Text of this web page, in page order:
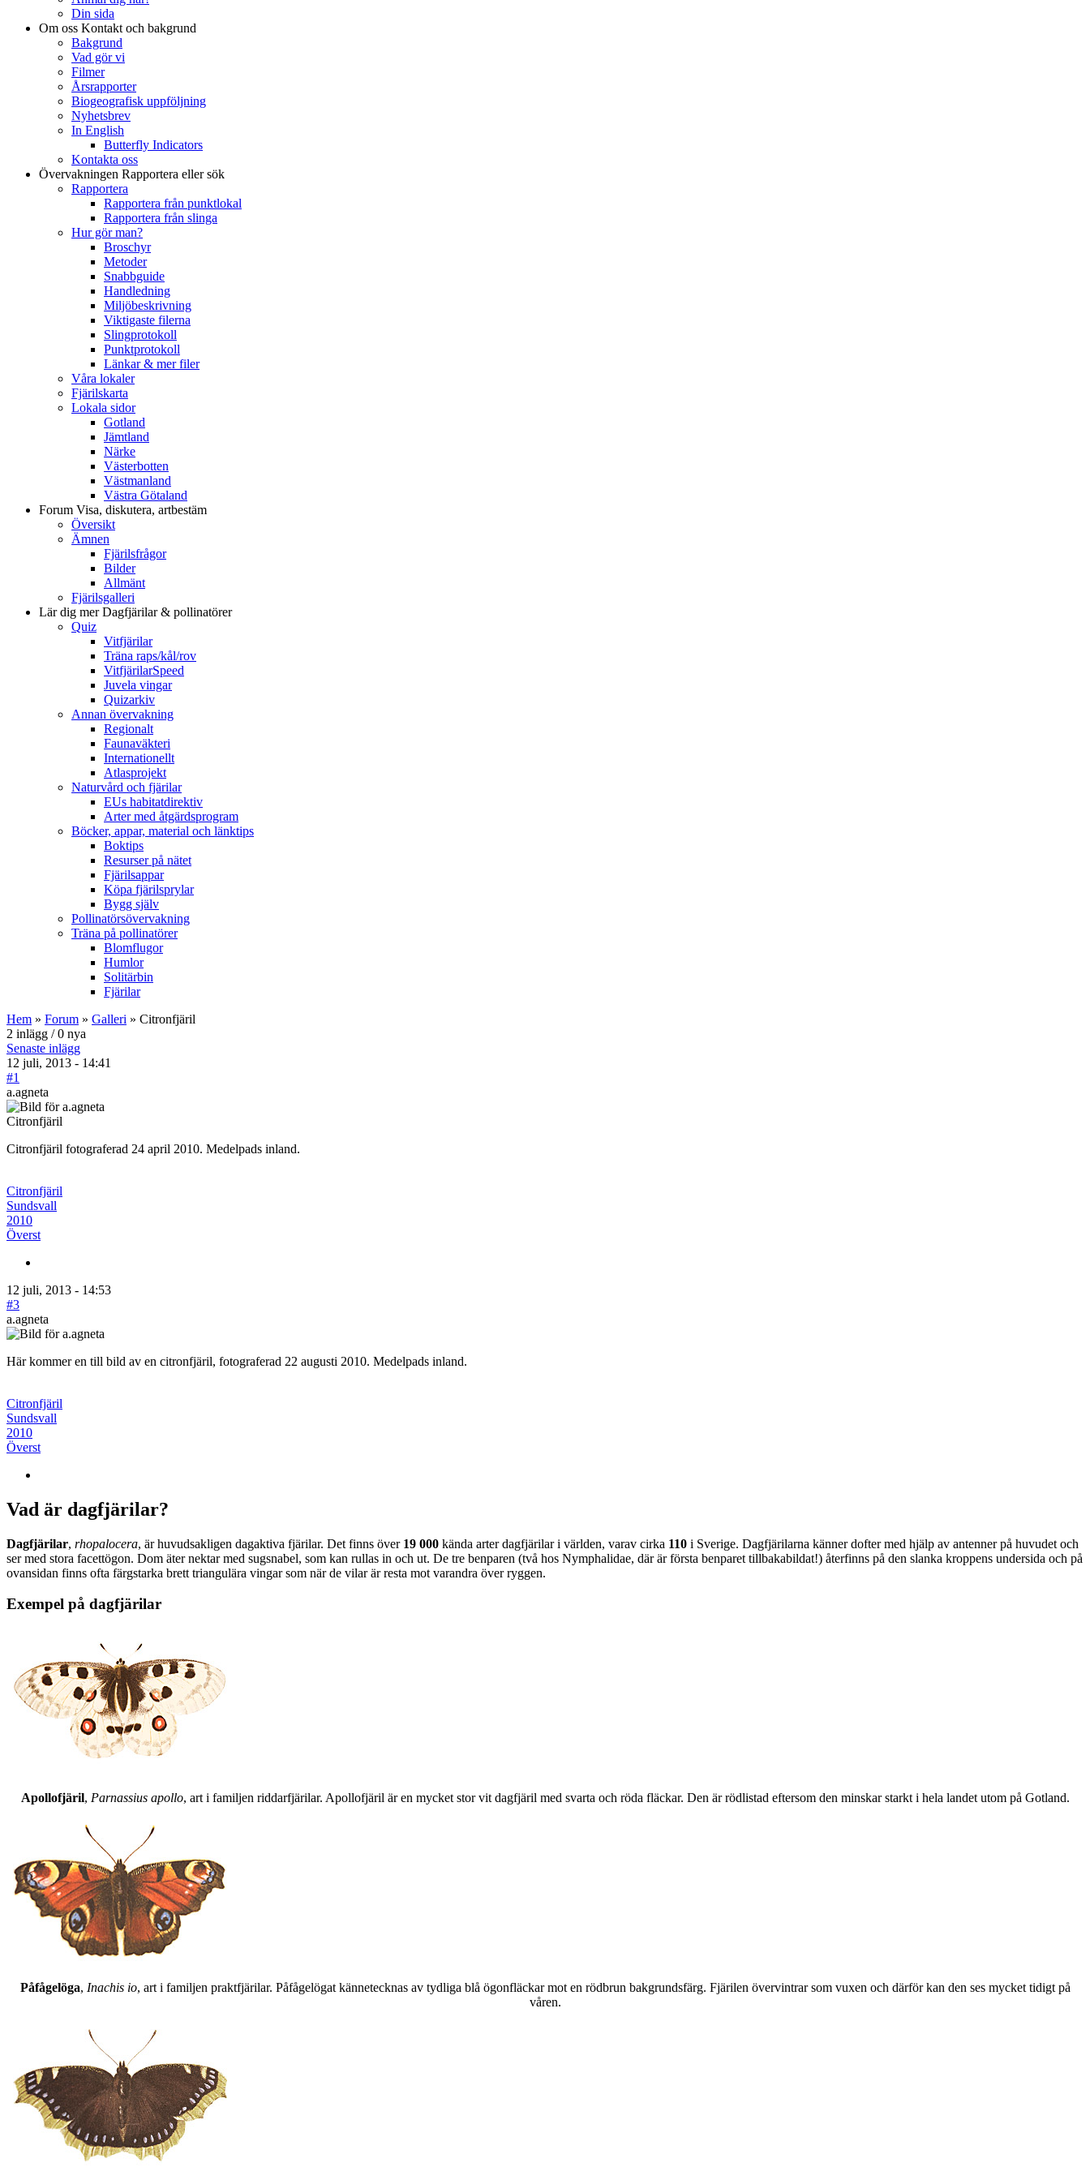
Din sida
Om oss Kontakt och bakgrund
Bakgrund
Vad gör vi
Filmer
Årsrapporter
Biogeografisk uppföljning
Nyhetsbrev
In English
Butterfly Indicators
Kontakta oss
Övervakningen Rapportera eller sök
Rapportera
Rapportera från punktlokal
Rapportera från slinga
Hur gör man?
Broschyr
Metoder
Snabbguide
Handledning
Miljöbeskrivning
Viktigaste filerna
Slingprotokoll
Punktprotokoll
Länkar & mer filer
Våra lokaler
Fjärilskarta
Lokala sidor
Gotland
Jämtland
Närke
Västerbotten
Västmanland
Västra Götaland
Forum Visa, diskutera, artbestäm
Översikt
Ämnen
Fjärilsfrågor
Bilder
Allmänt
Fjärilsgalleri
Lär dig merDagfjärilar & pollinatörer
Quiz
Vitfjärilar
Träna raps/kål/rov
VitfjärilarSpeed
Juvela vingar
Quizarkiv
Annan övervakning
Regionalt
Faunaväkteri
Internationellt
Atlasprojekt
Naturvård och fjärilar
EUs habitatdirektiv
Arter med åtgärdsprogram
Böcker, appar, material och länktips
Boktips
Resurser på nätet
Fjärilsappar
Köpa fjärilsprylar
Bygg själv
Pollinatörsövervakning
Träna på pollinatörer
Blomflugor
Humlor
Solitärbin
Fjärilar
Hem » Forum » Galleri » Citronfjäril
2 inlägg / 0 nya
Senaste inlägg
12 juli, 2013 - 14:41
#1
a.agneta
Citronfjäril
Citronfjäril fotograferad 24 april 2010. Medelpads inland.
Citronfjäril
Sundsvall
2010
Överst
12 juli, 2013 - 14:53
#3
a.agneta
Här kommer en till bild av en citronfjäril, fotograferad 22 augusti 2010. Medelpads inland.
Citronfjäril
Sundsvall
2010
Överst
Vad är dagfjärilar?
Dagfjärilar, rhopalocera, är huvudsakligen dagaktiva fjärilar. Det finns över 19 000 kända arter dagfjärilar i världen, varav cirka 110 i Sverige. Dagfjärilarna känner dofter med hjälp av antenner på huvudet och
ser med stora facettögon. Dom äter nektar med sugsnabel, som kan rullas in och ut. De tre benparen (två hos Nymphalidae, där är första benparet tillbakabildat!) återfinns på den slanka kroppens undersida och på
ovansidan finns ofta färgstarka brett triangulära vingar som när de vilar är resta mot varandra över ryggen.
Exempel på dagfjärilar
Apollofjäril, Parnassius apollo, art i familjen riddarfjärilar. Apollofjäril är en mycket stor vit dagfjäril med svarta och röda fläckar. Den är rödlistad eftersom den minskar starkt i hela landet utom på Gotland.
Påfågelöga, Inachis io, art i familjen praktfjärilar. Påfågelögat kännetecknas av tydliga blå ögonfläckar mot en rödbrun bakgrundsfärg. Fjärilen övervintrar som vuxen och därför kan den ses mycket tidigt på
våren.